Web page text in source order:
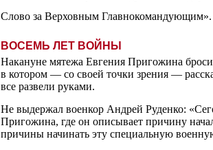
Слово за Верховным Главнокомандующим».
ВОСЕМЬ ЛЕТ ВОЙНЫ
Накануне мятежа Евгения Пригожина
в котором — со своей точки зрения —
все развели руками.
Не выдержал военкор Андрей Руденко:
Пригожина, где он описывает причину
причины начинать эту специальную